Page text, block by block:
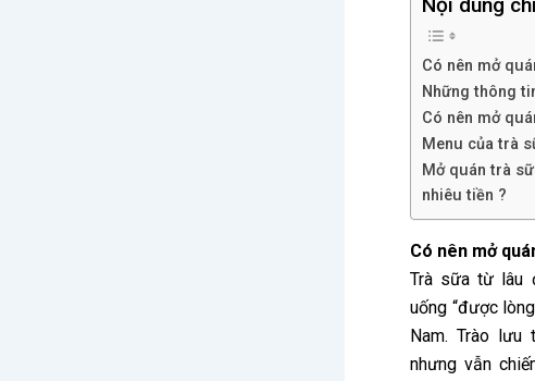
Nội dung
Có nên mở
Những thông
Có nên mở
Menu của trà
Mở quán trà
nhiêu tiền ?
Có nên mở
Trà sữa từ lâu
uống “được
Nam. Trào
nhưng vẫn